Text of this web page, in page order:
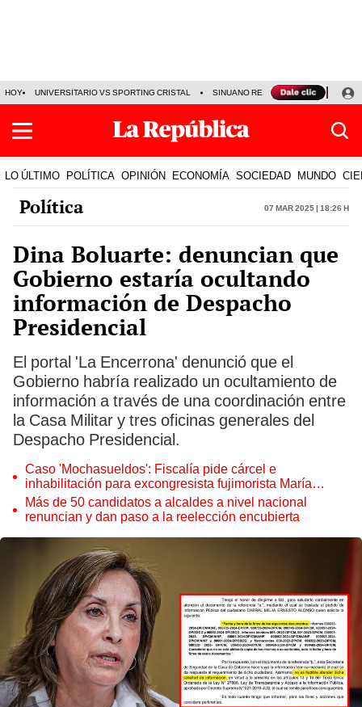
HOY UNIVERSITARIO VS SPORTING CRISTAL SINUANO RESULTADOS HOY
LO ÚLTIMO POLÍTICA OPINIÓN ECONOMÍA SOCIEDAD MUNDO
Política 07 Mar 2025 | 18:26 h
Dina Boluarte: denuncian que
Gobierno estaría ocultando
información de Despacho
Presidencial
El portal 'La Encerrona' denunció que el
Gobierno habría realizado un ocultamiento de
información a través de una coordinación entre
la Casa Militar y tres oficinas generales del
Despacho Presidencial.
Caso 'Mochasueldos': Fiscalía pide cárcel e
inhabilitación para excongresista fujimorista María
Cordero Jon Tay
Más de 50 candidatos a alcaldes a nivel nacional
renuncian y dan paso a la reelección encubierta